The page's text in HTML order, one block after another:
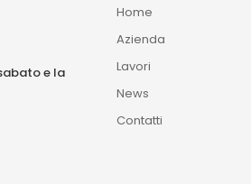
e la
Home
Azienda
Lavori
News
Contatti